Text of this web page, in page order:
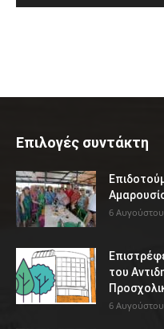
Επιλογές συντάκτη
6
του
6